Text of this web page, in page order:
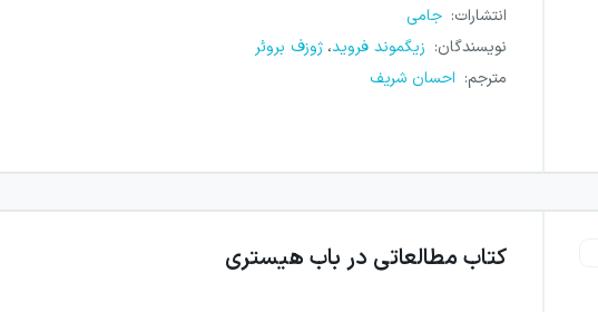
انتشارات: جامی
نویسندگان: زیگموند فروید، ژوزف بروئر
مترجم: احسان شریف
کتاب مطالعاتی در باب هیستری